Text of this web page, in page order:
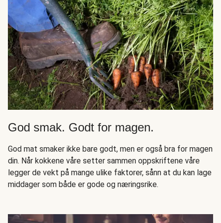
God smak. Godt for magen.
God mat smaker ikke bare godt, men er også bra for magen
din. Når kokkene våre setter sammen oppskriftene våre
legger de vekt på mange ulike faktorer, sånn at du kan lage
middager som både er gode og næringsrike.